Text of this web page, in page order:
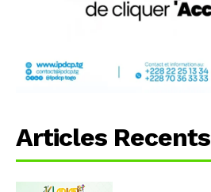
Articles Recents